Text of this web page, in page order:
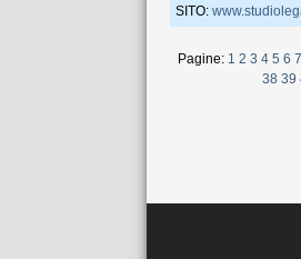
SITO:
Pagine: 1 2 3 4 5 6 7
38 39